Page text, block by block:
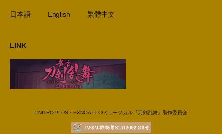
日本語 English 繁體中文
LINK
©NITRO PLUS・EXNOA LLC/ミュージカル『刀剣乱舞』製作委員会